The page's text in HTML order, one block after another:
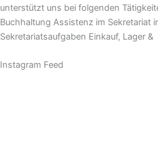
unterstützt uns bei folgenden
Buchhaltung Assistenz im Sekretariat
Sekretariatsaufgaben Einkauf, Lager &
Instagram Feed